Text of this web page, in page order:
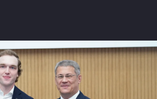
Трактор
Дивизион Чернышева
Интернет-магазин
Фотобанк